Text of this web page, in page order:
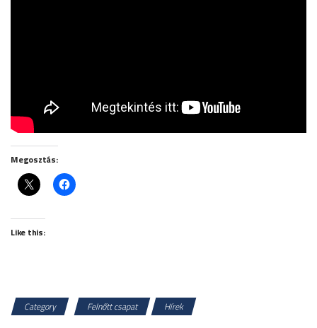
Megosztás:
Like this:
Category Felnőtt csapat Hírek